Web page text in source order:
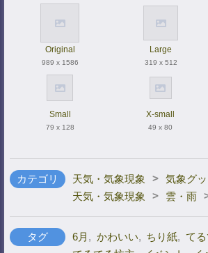
Original
989 x 1586
Large
319 x 512
Small
79 x 128
X-small
49 x 80
カテゴリ 天気・気象現象 > 気象グ
天気・気象現象
> 雲・雨
タグ 6月 , かわいい, ちり紙, て